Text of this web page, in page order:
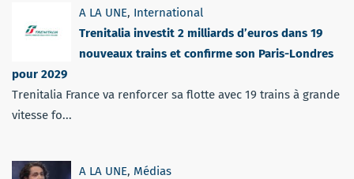
A LA UNE, International
Trenitalia investit 2 milliards d’euros dans 19
nouveaux trains et confirme son Paris-Londres
pour 2029
Trenitalia France va renforcer sa flotte avec 19 trains à grande
vitesse fo...
A LA UNE, Médias